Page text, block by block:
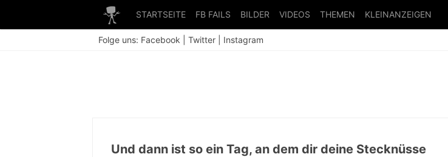
STARTSEITE FB FAILS BILDER VIDEOS THEMEN KLEINANZEIGEN
Folge uns: Facebook Twitter Instagram
Und dann ist so ein Tag, an dem dir deine Stecknüsse